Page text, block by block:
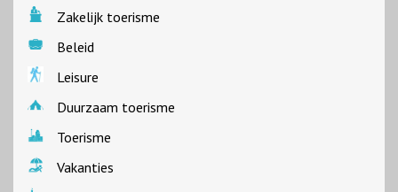
Zakelijk toerisme
Beleid
Leisure
Duurzaam toerisme
Toerisme
Vakanties